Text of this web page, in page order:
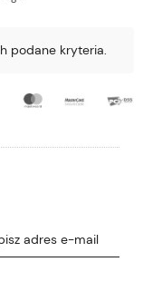
podane kryteria.
adres e-mail